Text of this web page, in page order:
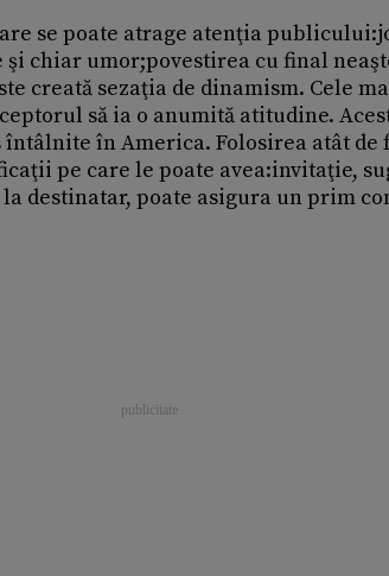
se poate atrage atenţia
chiar umor;povestirea cu final
creată sezaţia de dinamism. Cele
să ia o anumită atitudine.
întâlnite în America. Folosirea atât
pe care le poate avea:invitaţie,
destinatar, poate asigura un prim